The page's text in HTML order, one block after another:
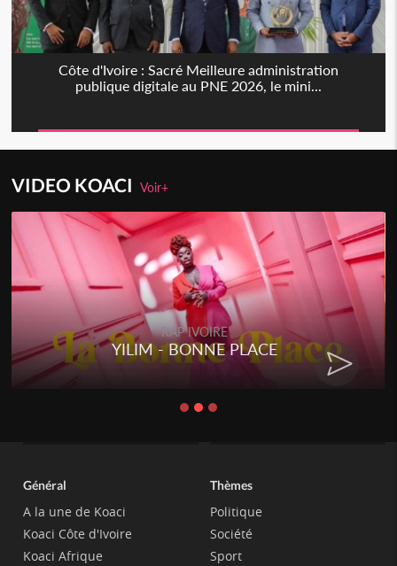
Côte d'Ivoire : Sacré Meilleure administration
publique digitale au PNE 2026, le mini...
VIDEO KOACIVoir+
RAP IVOIRE
YILIM - BONNE PLACE
Général
A la une de Koaci
Koaci Côte d'Ivoire
Koaci Afrique
Thèmes
Politique
Société
Sport